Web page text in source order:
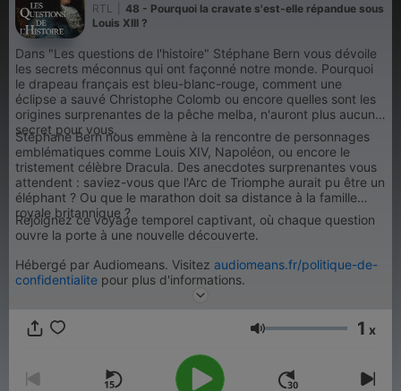
RTL
48 - Pourquoi la cravate s'est-elle répandue sous
Louis XIII ?
Dans "Les questions de l'histoire" Stéphane Bern vous dévoile
les secrets méconnus qui ont façonné notre monde. Pourquoi
le drapeau français est bleu-blanc-rouge, comment une
éclipse a sauvé Christophe Colomb ou encore quelles sont les
origines surprenantes de la pêche melba, n'auront plus aucun
secret pour vous.
Stéphane Bern nous emmène à la rencontre de personnages
emblématiques comme Louis XIV, Napoléon, ou encore le
tristement célèbre Dracula. Des anecdotes surprenantes vous
attendent : saviez-vous que l'Arc de Triomphe aurait pu être un
éléphant ? Ou que le marathon doit sa distance à la famille
royale britannique ?
Rejoignez ce voyage temporel captivant, où chaque question
ouvre la porte à une nouvelle découverte.
Hébergé par Audiomeans. Visitez audiomeans.fr/politique-de-
confidentialite pour plus d'informations.
Volume 1 x